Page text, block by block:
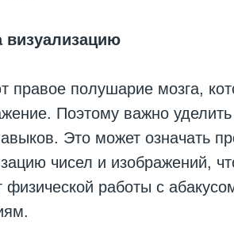
полушарие мозга,
Поэтому важно
Это может означать
чисел и изображений,
физической работы с